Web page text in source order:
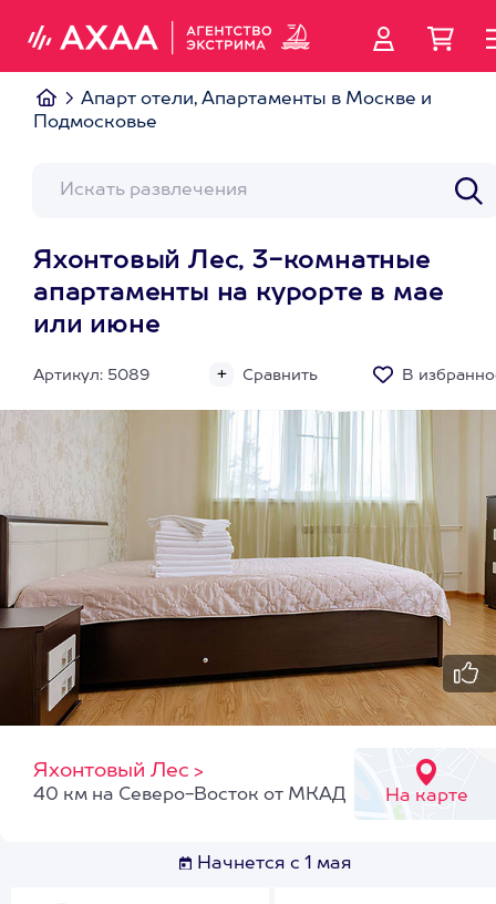
Апарт отели, Апартаменты в Москве и
Подмосковье
Яхонтовый Лес, 3-комнатные
апартаменты на курорте в мае
или июне
Артикул: 5089 Сравнить В
Яхонтовый Лес >
На карте
40 км на Северо-Восток от МКАД
Начнется с 1 мая